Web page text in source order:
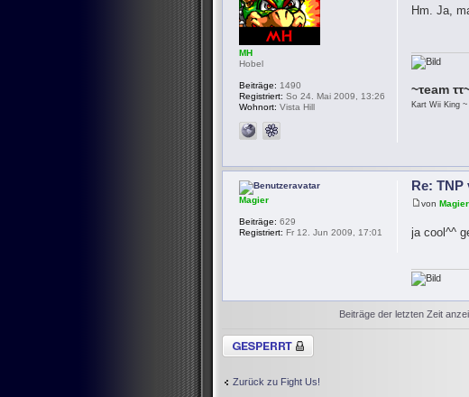
Hm. Ja,
~τeam
Kart Wii King
MH
Hobel
Beiträge: 1490
Registriert: So 24. Mai 2009, 13:26
Wohnort: Vista Hill
Re: TNP
vonMagier
ja cool^^
Magier
Beiträge: 629
Registriert: Fr 12. Jun 2009, 17:01
Beiträge der letzten Zeit
Thema gesperrt
Zurück zu Fight Us!